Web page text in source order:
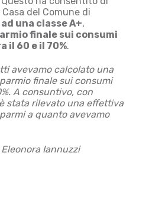
del Comune di
una classe A+,
finale sui consumi
il 60 e il 70%.
avevamo calcolato una
finale sui consumi
A consuntivo, con
stata rilevato una effettiva
a quanto avevamo
Iannuzzi